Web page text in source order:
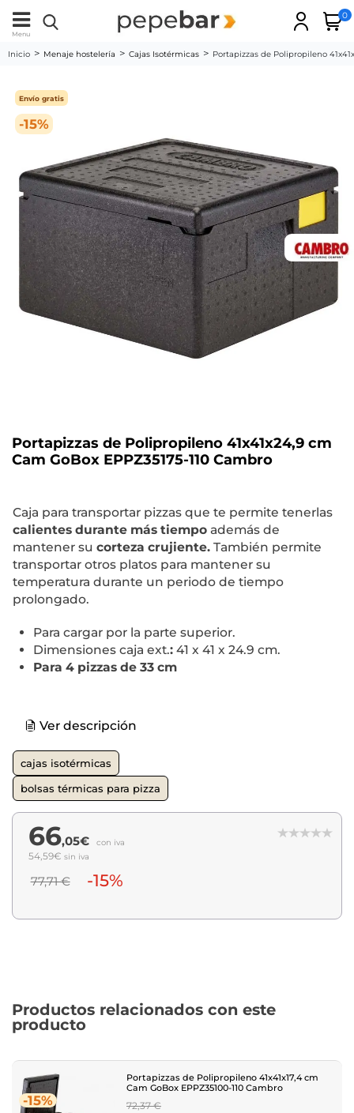
Menu
0
Inicio Menaje hostelería Cajas Isotérmicas Portapizzas de Polipropileno
-15%
Envío gratis
Portapizzas de Polipropileno 41x41x24,9 cm
Cam GoBox EPPZ35175-110 Cambro
Caja para transportar pizzas que te permite tenerlas
calientes durante más tiempo además de
mantener su corteza crujiente. También permite
transportar otros platos para mantener su
temperatura durante un periodo de tiempo
prolongado.
Para cargar por la parte superior.
Dimensiones caja ext.: 41 x 41 x 24.9 cm.
Para 4 pizzas de 33 cm
Ver descripción
cajas isotérmicas
bolsas térmicas para pizza
66,05€ con iva
54,59€ sin iva
77,71 € -15%
Productos relacionados con este
producto
-15%
Portapizzas de Polipropileno 41x41x17,4 cm
Cam GoBox EPPZ35100-110 Cambro
Regular
72,37 €